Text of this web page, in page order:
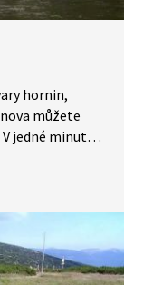
hornin,
můžete
jedné minutě